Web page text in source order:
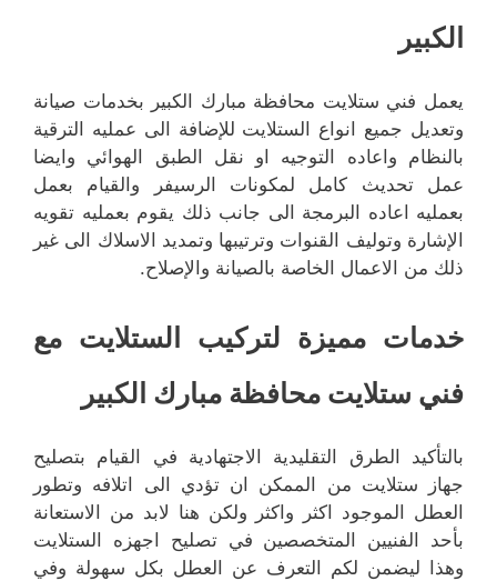
الكبير
يعمل فني ستلايت محافظة مبارك الكبير بخدمات صيانة
وتعديل جميع انواع الستلايت للإضافة الى عمليه الترقية
بالنظام واعاده التوجيه او نقل الطبق الهوائي وايضا
عمل تحديث كامل لمكونات الرسيفر والقيام بعمل
بعمليه اعاده البرمجة الى جانب ذلك يقوم بعمليه تقويه
الإشارة وتوليف القنوات وترتيبها وتمديد الاسلاك الى غير
ذلك من الاعمال الخاصة بالصيانة والإصلاح.
خدمات مميزة لتركيب الستلايت مع
فني ستلايت محافظة مبارك الكبير
بالتأكيد الطرق التقليدية الاجتهادية في القيام بتصليح
جهاز ستلايت من الممكن ان تؤدي الى اتلافه وتطور
العطل الموجود اكثر واكثر ولكن هنا لابد من الاستعانة
بأحد الفنيين المتخصصين في تصليح اجهزه الستلايت
وهذا ليضمن لكم التعرف عن العطل بكل سهولة وفي